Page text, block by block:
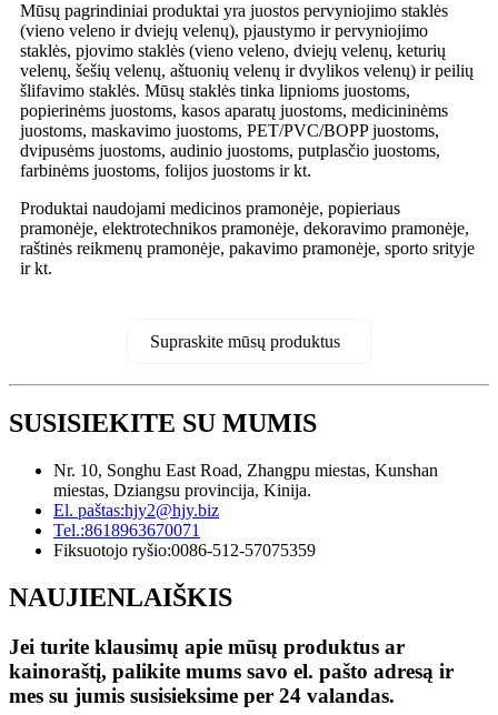
Mūsų pagrindiniai produktai yra juostos pervyniojimo staklės
(vieno veleno ir dviejų velenų), pjaustymo ir pervyniojimo
staklės, pjovimo staklės (vieno veleno, dviejų velenų, keturių
velenų, šešių velenų, aštuonių velenų ir dvylikos velenų) ir peilių
šlifavimo staklės. Mūsų staklės tinka lipnioms juostoms,
popierinėms juostoms, kasos aparatų juostoms, medicininėms
juostoms, maskavimo juostoms, PET/PVC/BOPP juostoms,
dvipusėms juostoms, audinio juostoms, putplasčio juostoms,
farbinėms juostoms, folijos juostoms ir kt.
Produktai naudojami medicinos pramonėje, popieriaus
pramonėje, elektrotechnikos pramonėje, dekoravimo pramonėje,
raštinės reikmenų pramonėje, pakavimo pramonėje, sporto srityje
ir kt.
Supraskite mūsų produktus
SUSISIEKITE SU MUMIS
Nr. 10, Songhu East Road, Zhangpu miestas, Kunshan
miestas, Dziangsu provincija, Kinija.
El. paštas:hjy2@hjy.biz
Tel.:8618963670071
Fiksuotojo ryšio:0086-512-57075359
NAUJIENLAIŠKIS
Jei turite klausimų apie mūsų produktus ar
kainoraštį, palikite mums savo el. pašto adresą ir
mes su jumis susisieksime per 24 valandas.